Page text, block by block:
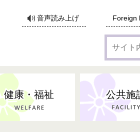
音声読み上げ Foreign
イ
ト
検
索
健康・福祉 公共施